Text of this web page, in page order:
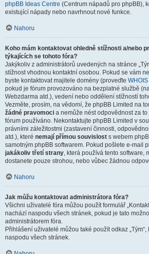
phpBB Ideas Centre (Centrum nápadů pro phpBB),
existující nápady nebo navrhnout nové funkce.
Nahoru
Koho mám kontaktovat ohledně stížnosti a/nebo
týkajících se tohoto fóra?
Jakýkoliv z administrátorů uvedených na stránce
stížnost vhodnou kontaktní osobou. Pokud se vám
byste kontaktovat majitele domény (proveďte
pokud je fórum provozováno na bezplatné službě
Webzdarma atd.), vedení nebo oddělení stížností
Vezměte, prosím, na vědomí, že phpBB Limited na
žádné pravomoci a nemůže nést odpovědnost za
fórum používáno. Nekontaktujte phpBB Limited v
právními záležitostmi (zastavení činnosti,
atd.), které nemají přímou souvislost s webem
samotným phpBB softwarem. Pokud pošlete e-mail
jakákoliv třetí strany, která používá tento software,
dostanete pouze strohou, nebo vůbec žádnou
Nahoru
Jak můžu kontaktovat administrátora fóra?
Všichni uživatelé fóra můžou použít formulář
nachází naspodu všech stránek, pokud je tato
administrátorem fóra.
Přihlášení uživatelé můžou také použít odkaz
naspodu všech stránek.